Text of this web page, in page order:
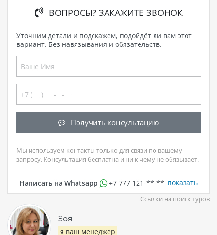
ВОПРОСЫ? ЗАКАЖИТЕ ЗВОНОК
Уточним детали и подскажем, подойдёт ли вам этот
вариант. Без навязывания и обязательств.
Получить консультацию
Мы используем контакты только для связи по вашему
запросу. Консультация бесплатна и ни к чему не обязывает.
Написать на Whatsapp +7 777 121-**-** показать
Ссылки на поиск туров
Зоя
я ваш менеджер